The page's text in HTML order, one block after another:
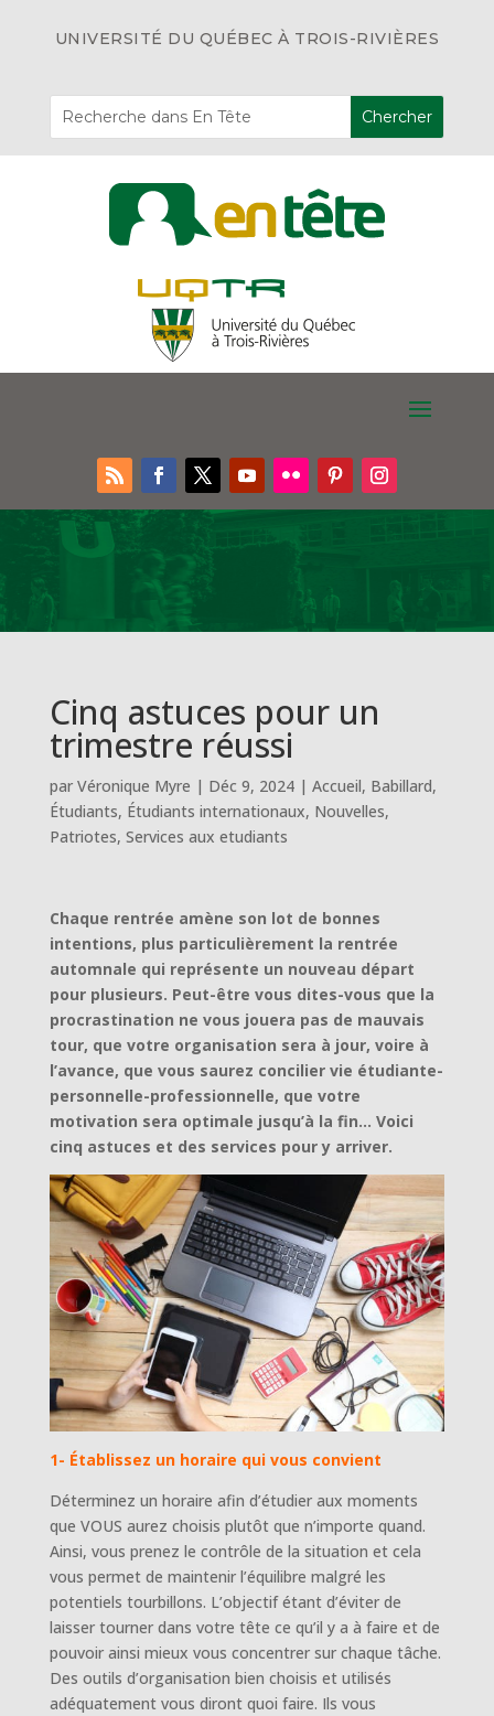
UNIVERSITÉ DU QUÉBEC À TROIS-RIVIÈRES
Cinq astuces pour un
trimestre réussi
par Véronique Myre | Déc 9, 2024| Accueil, Babillard,
Étudiants, Étudiants internationaux, Nouvelles,
Patriotes, Services aux etudiants
Chaque rentrée amène son lot de bonnes
intentions, plus particulièrement la rentrée
automnale qui représente un nouveau départ
pour plusieurs. Peut-être vous dites-vous que la
procrastination ne vous jouera pas de mauvais
tour, que votre organisation sera à jour, voire à
l’avance, que vous saurez concilier vie étudiante-
personnelle-professionnelle, que votre
motivation sera optimale jusqu’à la fin… Voici
cinq astuces et des services pour y arriver.
1- Établissez un horaire qui vous convient
Déterminez un horaire afin d’étudier aux moments
que VOUS aurez choisis plutôt que n’importe quand.
Ainsi, vous prenez le contrôle de la situation et cela
vous permet de maintenir l’équilibre malgré les
potentiels tourbillons. L’objectif étant d’éviter de
laisser tourner dans votre tête ce qu’il y a à faire et de
pouvoir ainsi mieux vous concentrer sur chaque tâche.
Des outils d’organisation bien choisis et utilisés
adéquatement vous diront quoi faire. Ils vous